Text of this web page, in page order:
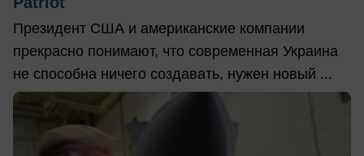
Президент США и американские компании
прекрасно понимают, что современная Украина
не способна ничего создавать, нужен новый ...